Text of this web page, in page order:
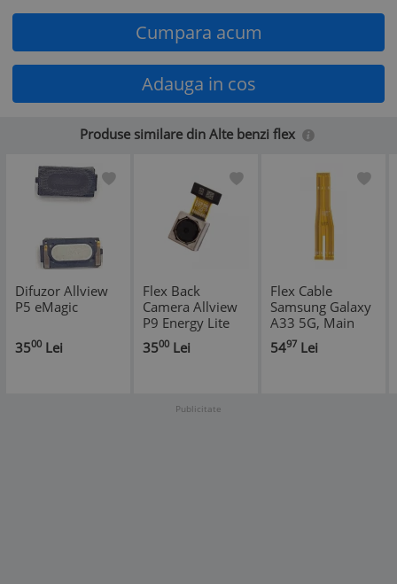
Cumpara acum
Adauga in cos
Produse similare din Alte benzi flex
Difuzor Allview
P5 eMagic
3500 Lei
Flex Back
Camera Allview
P9 Energy Lite
3500 Lei
Flex Cable
Samsung Galaxy
A33 5G, Main
Flex
5497 Lei
Publicitate